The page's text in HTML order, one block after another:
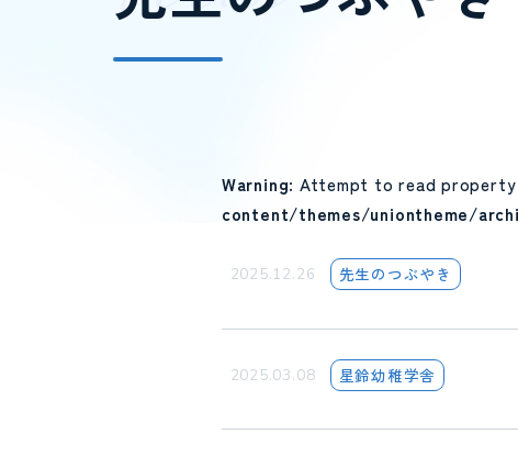
Warning: Attempt to read property
content/themes/uniontheme/
2025.12.26 先生のつぶやき
2025.03.08 星鈴幼稚学舎